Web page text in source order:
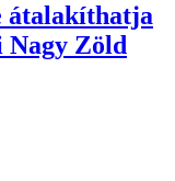
átalakíthatja
Nagy Zöld